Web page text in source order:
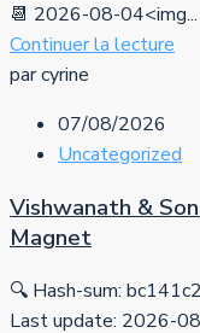
📆 2026-08-04<img...
Continuer la lecture
par cyrine
07/08/2026
Uncategorized
Vishwanath &
Magnet
🔍 Hash-sum:
Last update: 2026-